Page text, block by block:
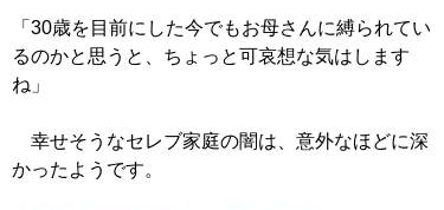
「30歳を目前にした今でもお母さんに縛られてい
るのかと思うと、ちょっと可哀想な気はします
ね」
幸せそうなセレブ家庭の闇は、意外なほどに深
かったようです。